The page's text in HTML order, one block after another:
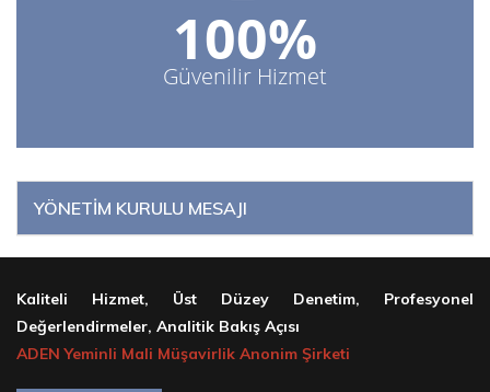
100%
Güvenilir Hizmet
YÖNETİM KURULU MESAJI
Kaliteli Hizmet, Üst Düzey Denetim, Profesyonel
Değerlendirmeler, Analitik Bakış Açısı
ADEN Yeminli Mali Müşavirlik Anonim Şirketi